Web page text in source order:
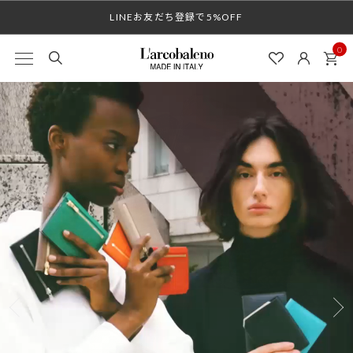
LINEお友だち登録で5%OFF
【1週間限定 10%OFFクーポン】”スマートカ...
0